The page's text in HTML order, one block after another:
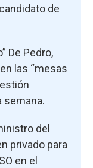
de
De Pedro,
las “mesas
semana.
del
privado para
en el